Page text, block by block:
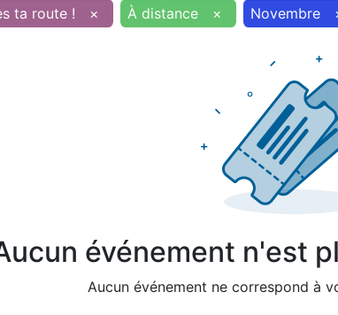
ta route ! × À distance × Novembre
événement n'est
Aucun événement ne correspond à